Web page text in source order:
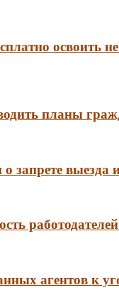
освоить
планы
о запрете
агентов к